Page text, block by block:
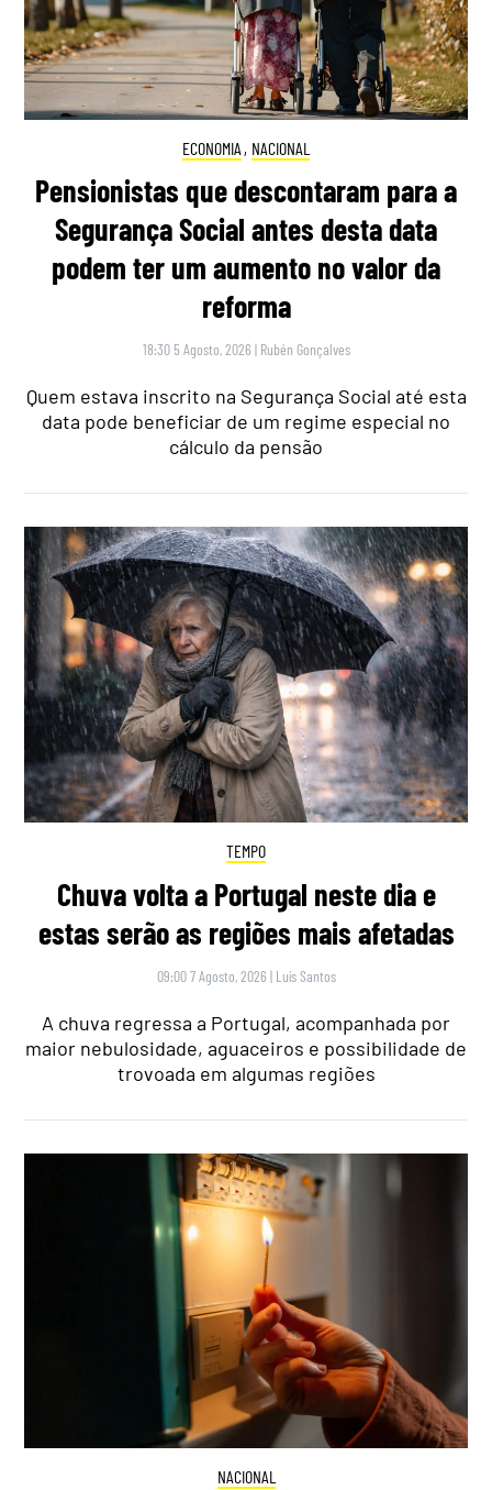
ECONOMIA , NACIONAL
Pensionistas que descontaram para a
Segurança Social antes desta data
podem ter um aumento no valor da
reforma
18:30 5 Agosto, 2026 | Rubén Gonçalves
Quem estava inscrito na Segurança Social até esta
data pode beneficiar de um regime especial no
cálculo da pensão
TEMPO
Chuva volta a Portugal neste dia e
estas serão as regiões mais afetadas
09:00 7 Agosto, 2026 | Luís Santos
A chuva regressa a Portugal, acompanhada por
maior nebulosidade, aguaceiros e possibilidade de
trovoada em algumas regiões
NACIONAL